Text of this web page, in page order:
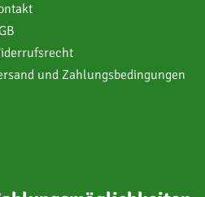
und Zahlungsbedingungen